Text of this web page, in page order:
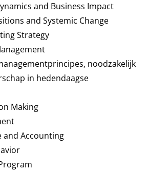
and Business Impact
and Systemic Change
Strategy
noodzakelijk
in hedendaagse
Making
and Accounting